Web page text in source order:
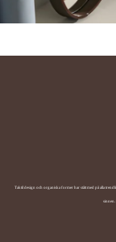
Taktil design och organiska former har stått med på alla
sinnen.